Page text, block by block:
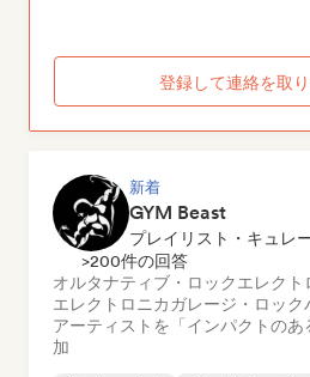
登録して連絡を取
新着
GYM Beast
プレイリスト・キュレ
>200件の回答
オルタナティブ・ロックエレクト
エレクトロニカガレージ・ロック
アーティストを「インパクトのあ
加